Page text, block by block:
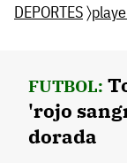
DEPORTES〉
FUTBOL:
'rojo
dorada